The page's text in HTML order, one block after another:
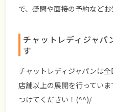
で、疑問や面接の予約など
チャットレディジャパ
す
チャットレディジャパンは
店舗以上の展開を行ってい
つけてください！(^^)/